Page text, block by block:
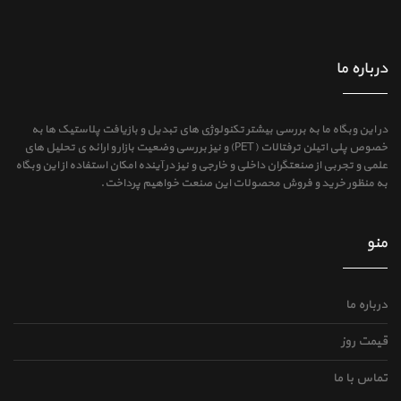
درباره ما
در این وبگاه ما به بررسی بیشتر تکنولوژی های تبدیل و بازیافت پلاستیک ها به
خصوص پلی اتیلن ترفتالات (PET) و نیز بررسی وضعیت بازار و ارائه ی تحلیل های
علمی و تجربی از صنعتگران داخلی و خارجی و نیز در آینده امکان استفاده از این وبگاه
به منظور خرید و فروش محصولات این صنعت خواهیم پرداخت.
منو
درباره ما
قیمت روز
تماس با ما